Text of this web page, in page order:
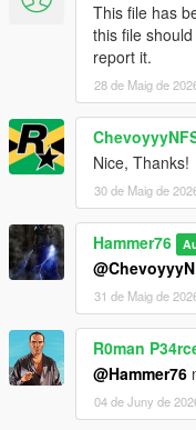
This file has
this file
report it.
28 de Maig de
Nice, Thanks!
30 de Maig de
Hammer76
31 de Maig de
R0man
@Hammer76
04 de Juny de